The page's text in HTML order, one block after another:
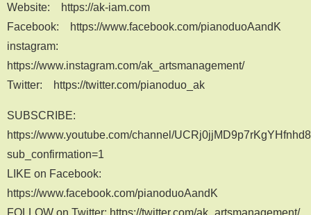
Website: https://ak-iam.com
Facebook: https://www.facebook.com/pianoduoAandK
instagram:
https://www.instagram.com/ak_artsmanagement/
Twitter: https://twitter.com/pianoduo_ak
SUBSCRIBE:
https://www.youtube.com/channel/
sub_confirmation=1
LIKE on Facebook:
https://www.facebook.com/pianoduoAandK
FOLLOW on Twitter: https://twitter.com/ak_artsmanagement/